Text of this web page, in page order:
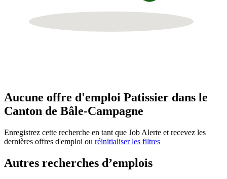
Aucune offre d'emploi Patissier dans le
Canton de Bâle-Campagne
Enregistrez cette recherche en tant que Job Alerte et recevez les
dernières offres d'emploi ou réinitialiser les filtres
Autres recherches d’emplois